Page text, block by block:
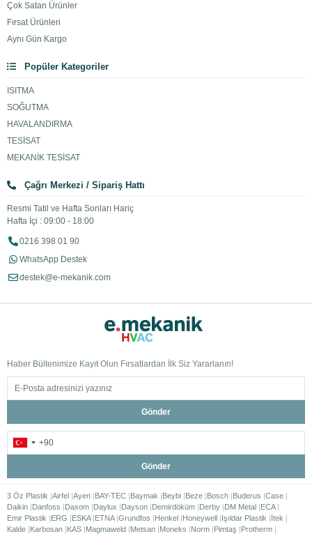
Çok Satan Ürünler
Fırsat Ürünleri
Aynı Gün Kargo
Popüler Kategoriler
ISITMA
SOĞUTMA
HAVALANDIRMA
TESİSAT
MEKANİK TESİSAT
Çağrı Merkezi / Sipariş Hattı
Resmi Tatil ve Hafta Sonları Hariç
Hafta İçi : 09:00 - 18:00
0216 398 01 90
WhatsApp Destek
destek@e-mekanik.com
Haber Bültenimize Kayıt Olun Fırsatlardan İlk Siz Yararlanın!
Gönder
Gönder
3 Öz Plastik Airfel Ayen BAY-TEC Baymak Beybi Beze Bosch Buderus Case
Daikin Danfoss Daxom Daylux Dayson Demirdöküm Derby DM Metal ECA
Emir Plastik
ERG ESKA ETNA Grundfos Henkel Honeywell Işıldar Plastik
İtek
Kalde Karbosan KAS Magmaweld Metsan Moneks Norm Pimtaş Protherm